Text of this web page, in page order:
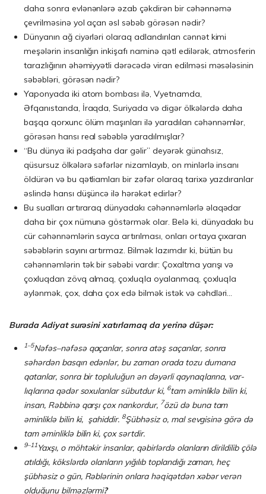
daha sonra evlənənlərə əzab çəkdirən bir cəhənnəmə
çevrilməsinə yol açan əsl səbəb görəsən nədir?
Dünyanın ağ ciyərləri olaraq adlandırılan cənnət kimi
meşələrin insanlığın inkişafı naminə qətl edilərək, atmosferin
tarazlığının əhəmiyyətli dərəcədə viran edilməsi məsələsinin
səbəbləri, görəsən nədir?
Yaponyada iki atom bombası ilə, Vyetnamda,
Əfqanıstanda, İraqda, Suriyada və digər ölkələrdə daha
başqa qorxunc ölüm maşınları ilə yaradılan cəhənnəmlər,
görəsən hansı real səbəblə yaradılmışlar?
“Bu dünya iki padşaha dar gəlir” deyərək günahsız,
qüsursuz ölkələrə səfərlər nizamlayıb, on minlərlə insanı
öldürən və bu qətliamları bir zəfər olaraq tarixə yazdıranlar
əslində hansı düşüncə ilə hərəkət edirlər?
Bu sualları artıraraq dünyadakı cəhənnəmlərlə əlaqədar
daha bir çox nümunə göstərmək olar. Belə ki, dünyadakı bu
cür cəhənnəmlərin sayca artırılması, onları ortaya çıxaran
səbəblərin sayını artırmaz. Bilmək lazımdır ki, bütün bu
cəhənnəmlərin tək bir səbəbi vardır: Çoxaltma yarışı və
çoxluqdan zövq almaq, çoxluqla oyalanmaq, çoxluqla
əylənmək, çox, daha çox edə bilmək istək və cəhdləri…
Burada Adiyat surəsini xatırlamaq da yerinə düşər:
1–5Nəfəs–nəfəsə qaçanlar, sonra atəş saçanlar, sonra
səhərdən basqın edənlər, bu zaman orada tozu dumana
qatanlar, sonra bir topluluğun ən dəyərli qaynaqlarına, var­
lıqlarına qədər soxulanlar sübutdur ki, 6tam əminliklə bilin ki,
insan, Rəbbinə qar­şı çox nankordur, 7özü də buna tam
əminliklə bilin ki, şahiddir. 8Şübhəsiz o, mal sevgisinə görə də
tam əminliklə bilin ki, çox sərtdir.
9–11Yaxşı, o möhtəkir insanlar, qəbirlərdə olanların dirildilib çölə
atıldığı, kökslərdə olan­ların yığılıb toplandığı zaman, heç
şübhəsiz o gün, Rəblərinin onlara həqiqət­dən xəbər verən
olduğunu bilməzlərmi?